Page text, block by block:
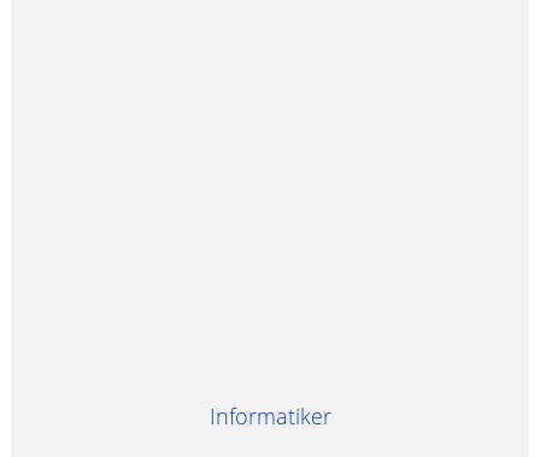
Informatiker